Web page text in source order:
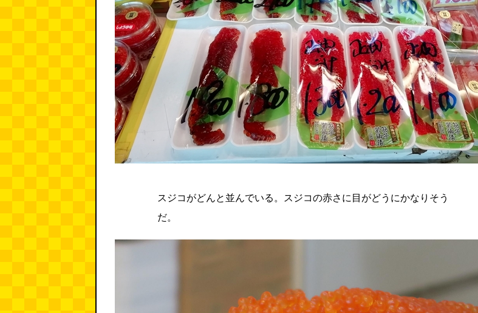
スジコがどんと並んでいる。スジコの赤さに目がどうにかなりそう
だ。